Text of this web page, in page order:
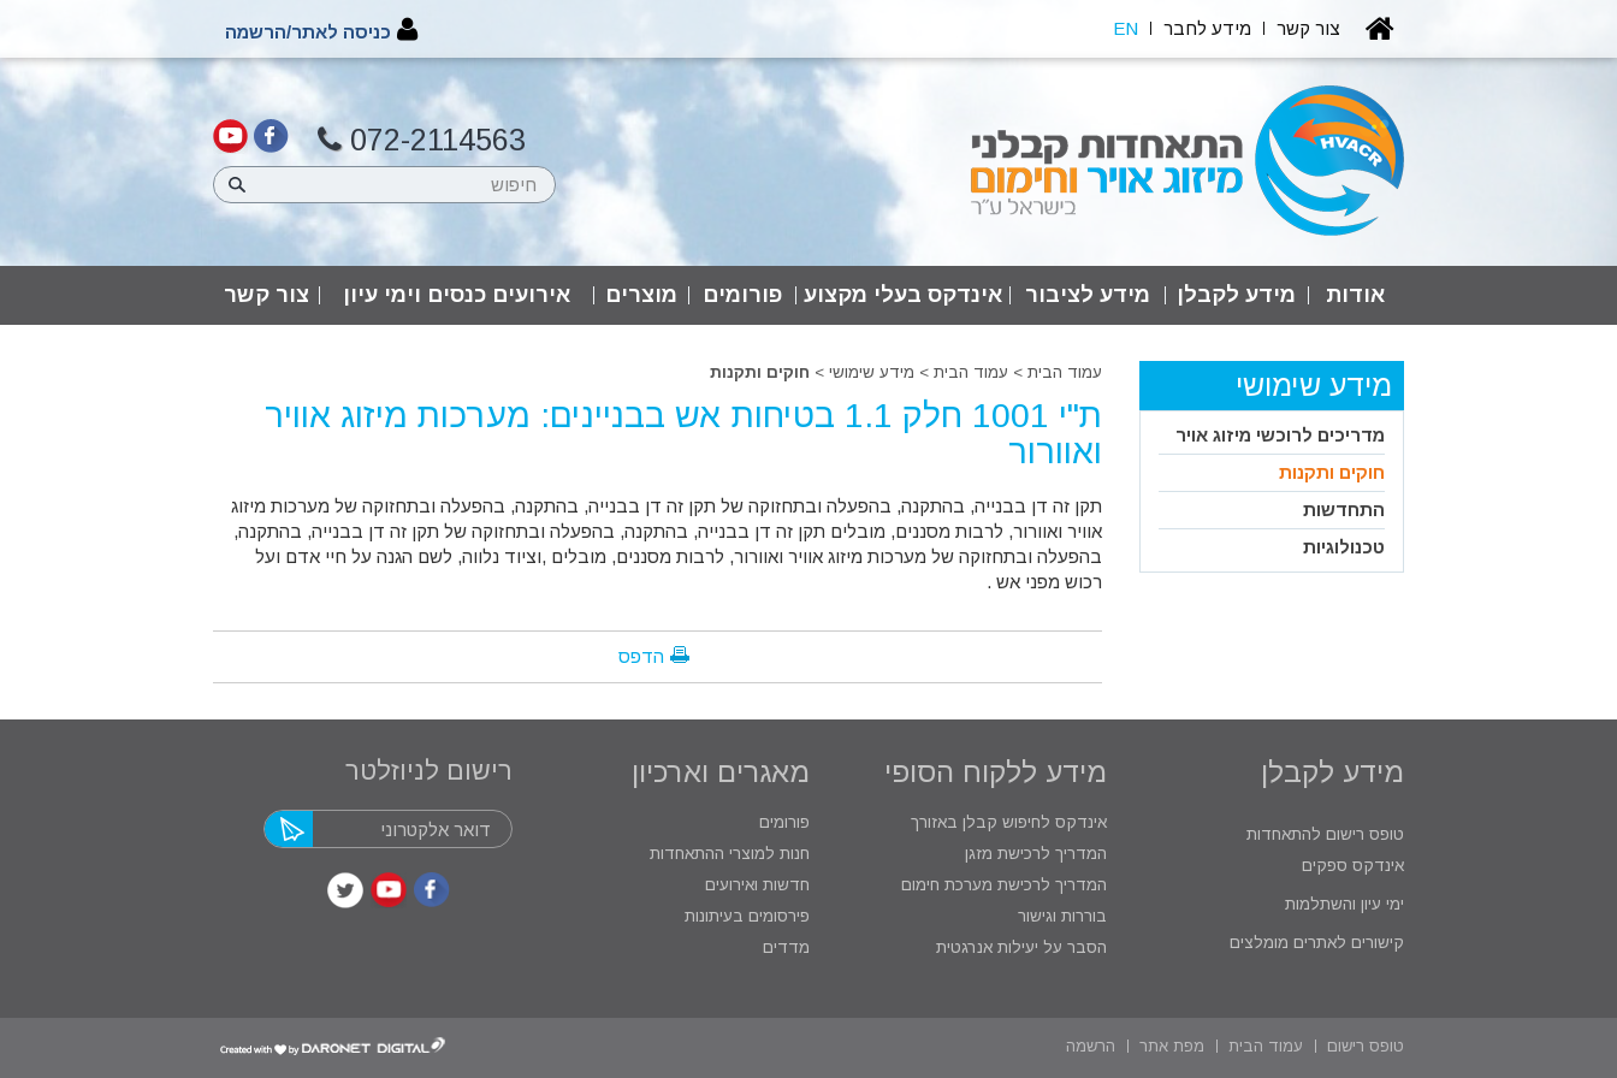
צור קשר מידע לחבר EN כניסה לאתר/הרשמה
072-2114563
אודות מידע לקבלן מידע לציבור אינדקס בעלי מקצוע פורומים מוצרים אירועים כנסים וימי עיון צור קשר
עמוד הבית > עמוד הבית > מידע שימושי > חוקים ותקנות
ת"י 1001 חלק 1.1 בטיחות אש בבניינים: מערכות מיזוג אוויר
ואוורור
תקן זה דן בבנייה, בהתקנה, בהפעלה ובתחזוקה של תקן זה דן בבנייה, בהתקנה, בהפעלה ובתחזוקה של מערכות מיזוג
אוויר ואוורור, לרבות מסננים, מובלים תקן זה דן בבנייה, בהתקנה, בהפעלה ובתחזוקה של תקן זה דן בבנייה, בהתקנה,
בהפעלה ובתחזוקה של מערכות מיזוג אוויר ואוורור, לרבות מסננים, מובלים ,וציוד נלווה, לשם הגנה על חיי אדם ועל
רכוש מפני אש .
הדפס
מידע שימושי
מדריכים לרוכשי מיזוג אויר
חוקים ותקנות
התחדשות
טכנולוגיות
מידע לקבלן
טופס רישום להתאחדות
אינדקס ספקים
ימי עיון והשתלמות
קישורים לאתרים מומלצים
מידע ללקוח הסופי
אינדקס לחיפוש קבלן באזורך
המדריך לרכישת מזגן
המדריך לרכישת מערכת חימום
בוררות וגישור
הסבר על יעילות אנרגטית
מאגרים וארכיון
פורומים
חנות למוצרי ההתאחדות
חדשות ואירועים
פירסומים בעיתונות
מדדים
רישום לניוזלטר
טופס רישום עמוד הבית מפת אתר הרשמה